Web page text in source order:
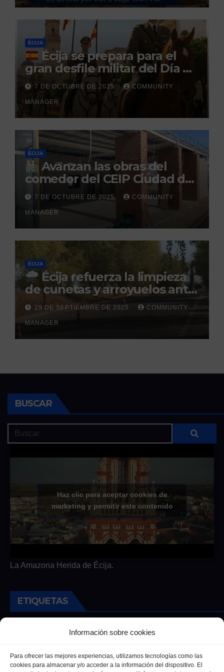
Información sobre cookies
Para ofrecer las mejores experiencias, utilizamos tecnologías como las
cookies para almacenar y/o acceder a la información del dispositivo. El
durante un permiso
penitenciario
ÉCIJA
Écija se prepara para el
gran desfile militar del Día de
la Hispanidad organizado por
el Centro Militar de Cría
Caballar
7 DE OCTUBRE DE 2025 COMMUNITY
MANAGER
ÉCIJA
Avanzan las obras del
comedor del CEIP Ciudad del
Sol: su finalización está
prevista para finales de 2025
7 DE OCTUBRE DE 2025 COMMUNITY
MANAGER
ÉCIJA
Écija refuerza la limpieza
de cunetas y arroyuelos ante
la llegada de las lluvias
otoñales
29 DE SEPTIEMBRE DE 2025 COMMUNITY
MANAGER
BUSCAR
Haz clic para aceptar cookies de
marketing y permitir este contenido
La Amazona Herida de Écija.
ETIQUETAS
Andalucía Cultura Deportes